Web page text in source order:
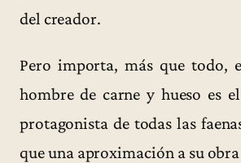
del creador.
Pero importa, más que todo,
hombre de carne y hueso es
protagonista de todas las
que una aproximación a su